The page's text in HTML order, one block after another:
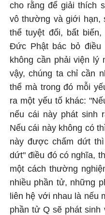
cho rằng để giải thích
vô thường và giới hạn,
thể tuyệt đối, bất
Đức Phật bác bỏ điều
không cần phải viện lý
vậy, chúng ta chỉ cần
thể mà trong đó mỗi
ra một yếu tố khác:
nếu cái này phát sinh
Nếu cái này không có
này được chấm dứt
dứt" điều đó có nghĩa,
một cách thường
nhiều phần tử, những
liên hệ với nhau là nếu
phần tử Q sẽ phát